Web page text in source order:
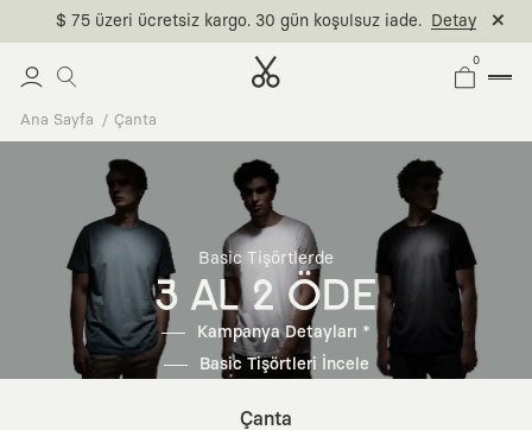
$ 75 üzeri ücretsiz kargo. 30 gün koşulsuz iade. Detay
0
Ana Sayfa Çanta
Basic Tişörtlerde
3 AL 2 ÖDE
Kampanya Detayları *
Basic Tişörtleri İncele
Çanta